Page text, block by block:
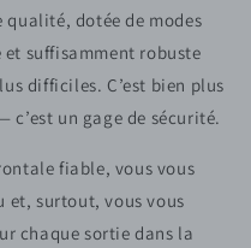
qualité, dotée de modes
suffisamment robuste
difficiles. C’est bien plus
c’est un gage de sécurité.
fiable, vous vous
et, surtout, vous vous
chaque sortie dans la